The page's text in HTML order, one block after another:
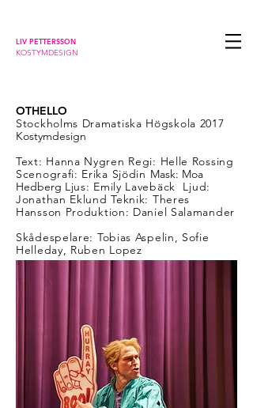
LIV PETTERSSON
KOSTYMDESIGN
OTHELLO
Stockholms Dramatiska Högskola 2017
Kostymdesign
Text: Hanna Nygren Regi: Helle Rossing
Scenografi: Erika Sjödin Mask: Moa
Hedberg Ljus: Emily Lavebäck Ljud:
Jonathan EklundTeknik: Theres
Hansson Produktion: Daniel Salamander
Skådespelare: Tobias Aspelin, Sofie
Helleday, Ruben Lopez